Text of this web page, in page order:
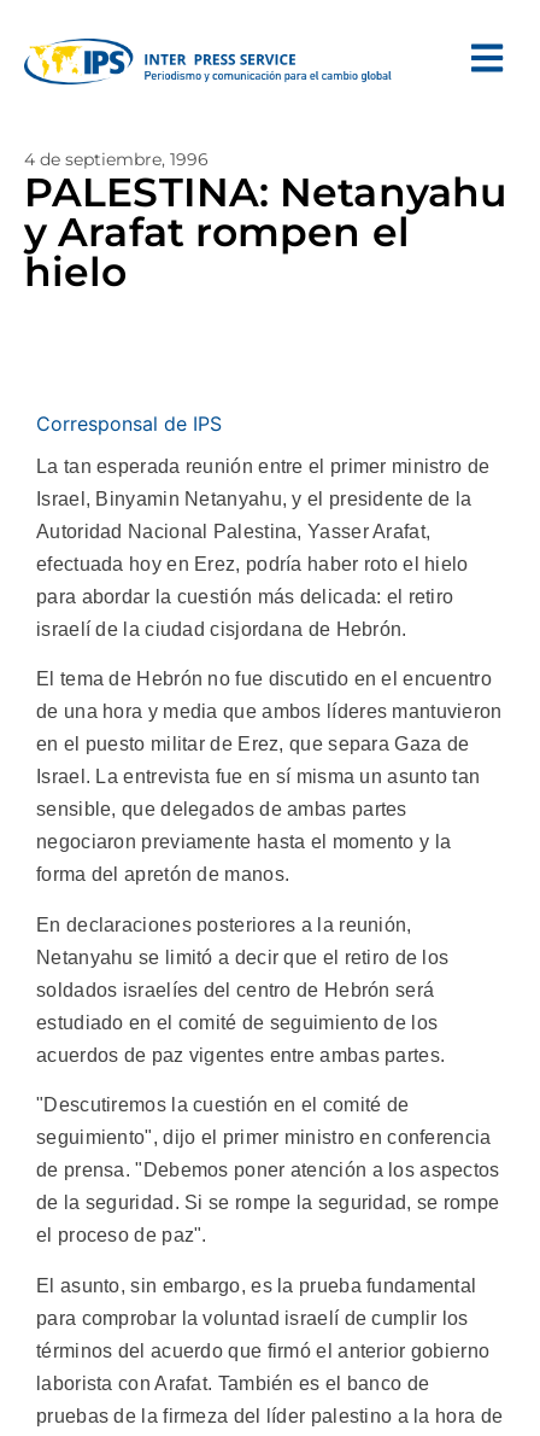
4 de septiembre, 1996
PALESTINA: Netanyahu
y Arafat rompen el
hielo
Corresponsal de IPS
La tan esperada reunión entre el primer ministro de
Israel, Binyamin Netanyahu, y el presidente de la
Autoridad Nacional Palestina, Yasser Arafat,
efectuada hoy en Erez, podría haber roto el hielo
para abordar la cuestión más delicada: el retiro
israelí de la ciudad cisjordana de Hebrón.
El tema de Hebrón no fue discutido en el encuentro
de una hora y media que ambos líderes mantuvieron
en el puesto militar de Erez, que separa Gaza de
Israel. La entrevista fue en sí misma un asunto tan
sensible, que delegados de ambas partes
negociaron previamente hasta el momento y la
forma del apretón de manos.
En declaraciones posteriores a la reunión,
Netanyahu se limitó a decir que el retiro de los
soldados israelíes del centro de Hebrón será
estudiado en el comité de seguimiento de los
acuerdos de paz vigentes entre ambas partes.
"Descutiremos la cuestión en el comité de
seguimiento", dijo el primer ministro en conferencia
de prensa. "Debemos poner atención a los aspectos
de la seguridad. Si se rompe la seguridad, se rompe
el proceso de paz".
El asunto, sin embargo, es la prueba fundamental
para comprobar la voluntad israelí de cumplir los
términos del acuerdo que firmó el anterior gobierno
laborista con Arafat. También es el banco de
pruebas de la firmeza del líder palestino a la hora de